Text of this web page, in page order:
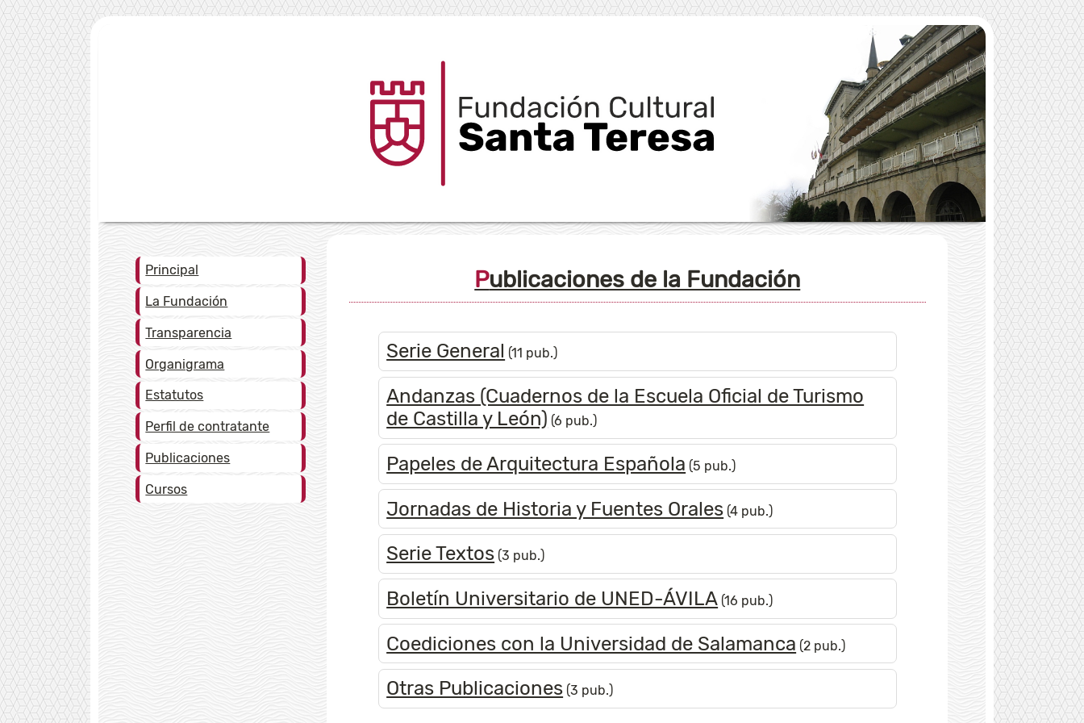
Principal
La Fundación
Transparencia
Organigrama
Estatutos
Perfil de contratante
Publicaciones
Cursos
Publicaciones de la Fundación
Serie General (11 pub.)
Andanzas (Cuadernos de la Escuela Oficial de Turismo
de Castilla y León) (6 pub.)
Papeles de Arquitectura Española (5 pub.)
Jornadas de Historia y Fuentes Orales (4 pub.)
Serie Textos (3 pub.)
Boletín Universitario de UNED-ÁVILA (16 pub.)
Coediciones con la Universidad de Salamanca (2 pub.)
Otras Publicaciones (3 pub.)